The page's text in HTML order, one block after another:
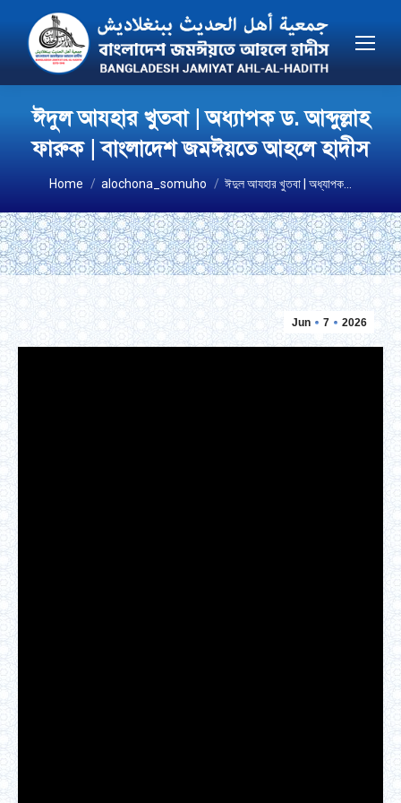
ঈদুল আযহার খুতবা | অধ্যাপক ড. আব্দুল্লাহ
ফারুক | বাংলাদেশ জমঈয়তে আহলে হাদীস
You are here:
Home alochona_somuho ঈদুল আযহার খুতবা | অধ্যাপক…
Jun 7 2026